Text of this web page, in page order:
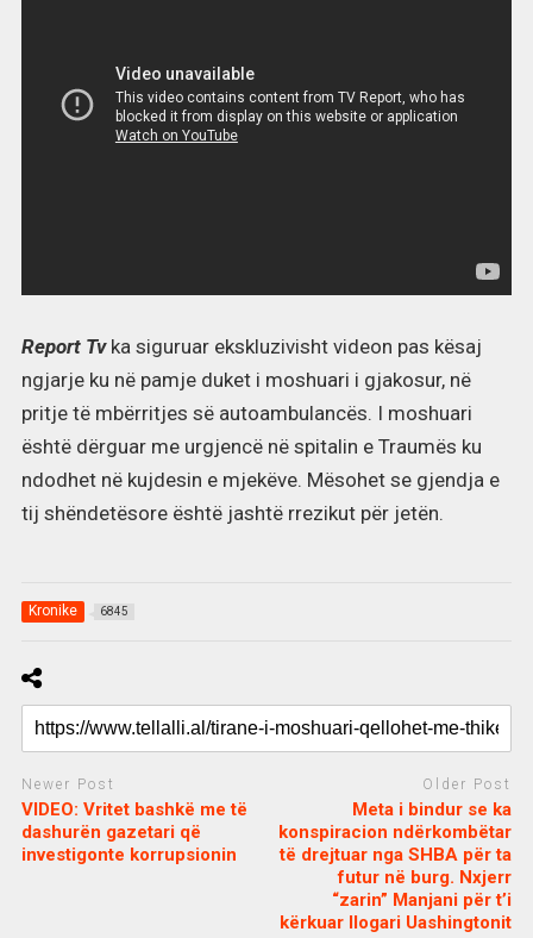
Report Tvka siguruar ekskluzivisht videon pas kësaj
ngjarje ku në pamje duket i moshuari i gjakosur, në
pritje të mbërritjes së autoambulancës. I moshuari
është dërguar me urgjencë në spitalin e Traumës ku
ndodhet në kujdesin e mjekëve. Mësohet se gjendja e
tij shëndetësore është jashtë rrezikut për jetën.
Kronike 6845
Newer Post
VIDEO: Vritet bashkë me të
dashurën gazetari që
investigonte korrupsionin
Older Post
Meta i bindur se ka
konspiracion ndërkombëtar
të drejtuar nga SHBA për ta
futur në burg. Nxjerr
“zarin” Manjani për t’i
kërkuar llogari Uashingtonit